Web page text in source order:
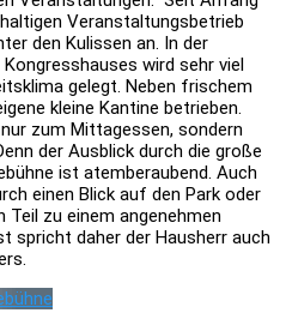
Veranstaltungsbetrieb
den Kulissen an. In der
wird sehr viel
gelegt. Neben frischem
kleine Kantine betrieben.
zum Mittagessen, sondern
der Ausblick durch die große
ist atemberaubend. Auch
einen Blick auf den Park oder
Teil zu einem angenehmen
spricht daher der Hausherr auch